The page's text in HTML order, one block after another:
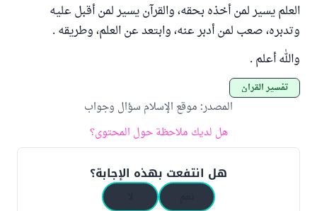
العلم يسير لمن أخذه بحقه، والقرآن يسير لمن أقبل عليه
وتدبره، صعب لمن أدبر عنه، وابتعد عن العلم، وطريقه .
والله أعلم .
تفسير القرآن
المصدر: موقع الإسلام سؤال وجواب
هل لديك ملاحظة حول المحتوى؟
هل انتفعت بهذه الإجابة؟